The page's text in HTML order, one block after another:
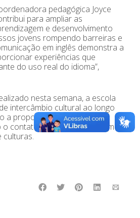
pedagógica Joyce
para ampliar as
e desenvolvimento
jovens rompendo barreiras e
em inglês demonstra a
experiências que
do uso real do idioma”,
nesta semana, a escola
intercâmbio cultural ao longo
a proposta pedagógica do
o contato dos estudantes com
culturas.